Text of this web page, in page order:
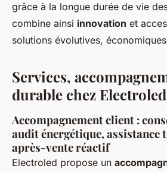
grâce à la longue durée de vie
combine ainsi innovation et
solutions évolutives,
Services,
durable chez Electroled
Accompagnement client :
audit énergétique, assistance
après-vente réactif
Electroled propose un